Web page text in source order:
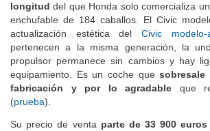
longitud del que Honda solo comercializa
enchufable de 184 caballos. El Civic
actualización estética del Civic
pertenecen a la misma generación, la
propulsor permanece sin cambios y hay
equipamiento. Es un coche que
fabricación y por lo agradable que
(prueba).
Su precio de venta parte de 33 900 euros